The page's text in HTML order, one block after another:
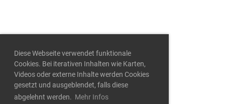
Diese Webseite verwendet funktionale
Cookies. Bei iterativen Inhalten wie Karten,
Videos oder externe Inhalte werden Cookies
gesetzt und ausgeblendet, falls diese
abgelehnt werden. Mehr Infos